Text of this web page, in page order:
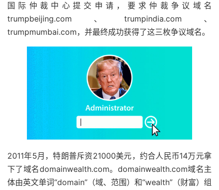
国际仲裁中心提交申请，要求仲裁争议域名
trumpbeijing.com、trumpindia.com、
trumpmumbai.com，并最终成功获得了这三枚争议域名。
2011年5月，特朗普斥资21000美元，约合人民币14万元拿
下了域名domainwealth.com。domainwealth.com域名主
体由英文单词“domain”（域、范围）和“wealth”（财富）组